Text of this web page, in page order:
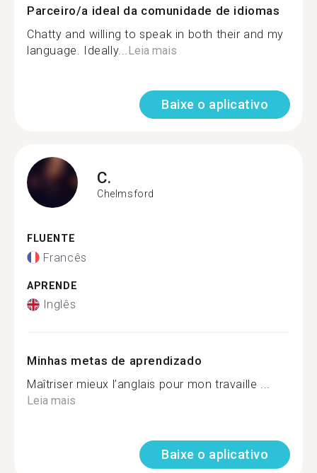
Parceiro/a ideal da comunidade de idiomas
Chatty and willing to speak in both their and my
language. Ideally...Leia mais
Baixe o aplicativo
C.
Chelmsford
FLUENTE
Francês
APRENDE
Inglês
Minhas metas de aprendizado
Maîtriser mieux l’anglais pour mon travaille ...
Leia mais
Baixe o aplicativo